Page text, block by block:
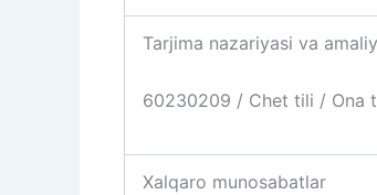
Tarjima nazariyasi va
60230209 / Chet tili / Ona
Xalqaro munosabatlar